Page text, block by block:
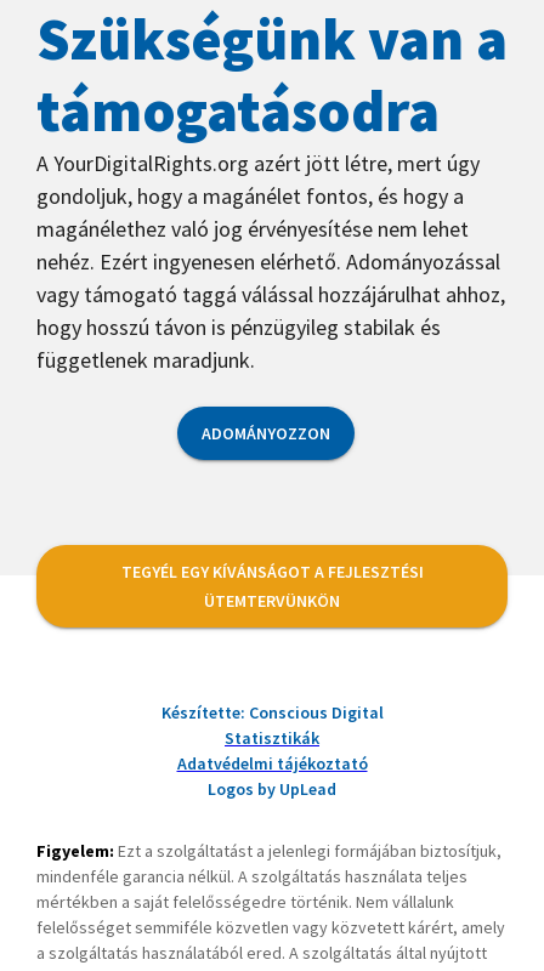
Szükségünk van a
támogatásodra
A YourDigitalRights.org azért jött létre, mert úgy
gondoljuk, hogy a magánélet fontos, és hogy a
magánélethez való jog érvényesítése nem lehet
nehéz. Ezért ingyenesen elérhető. Adományozással
vagy támogató taggá válással hozzájárulhat ahhoz,
hogy hosszú távon is pénzügyileg stabilak és
függetlenek maradjunk.
ADOMÁNYOZZON
TEGYÉL EGY KÍVÁNSÁGOT A FEJLESZTÉSI
ÜTEMTERVÜNKÖN
Készítette: Conscious Digital
Statisztikák
Adatvédelmi tájékoztató
Logos by UpLead
Figyelem: Ezt a szolgáltatást a jelenlegi formájában biztosítjuk,
mindenféle garancia nélkül. A szolgáltatás használata teljes
mértékben a saját felelősségedre történik. Nem vállalunk
felelősséget semmiféle közvetlen vagy közvetett kárért, amely
a szolgáltatás használatából ered. A szolgáltatás által nyújtott